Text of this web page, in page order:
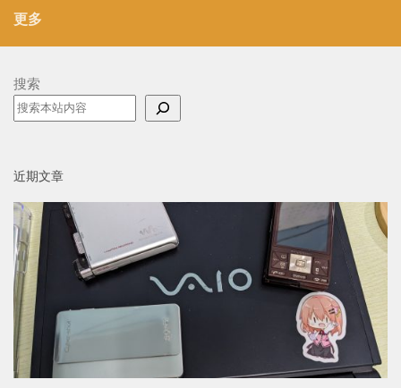
更多
搜索
近期文章